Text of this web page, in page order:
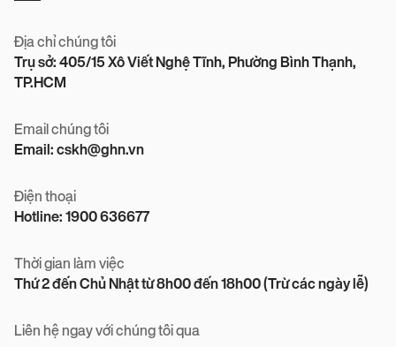
Địa chỉ chúng tôi
Trụ sở: 405/15 Xô Viết Nghệ Tĩnh, Phường Bình Thạnh,
TP.HCM
Email chúng tôi
Email: cskh@ghn.vn
Điện thoại
Hotline: 1900 636677
Thời gian làm việc
Thứ 2 đến Chủ Nhật từ 8h00 đến 18h00 (Trừ các ngày lễ)
Liên hệ ngay với chúng tôi qua